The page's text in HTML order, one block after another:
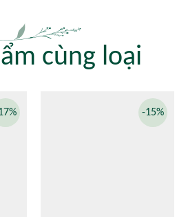
cùng loại
-15%